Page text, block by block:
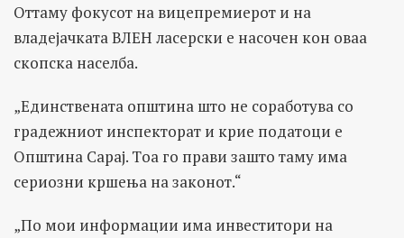
Оттаму фокусот на вицепремиерот и на
владејачката ВЛЕН ласерски е насочен кон оваа
скопска населба.
„Единствената општина што не соработува со
градежниот инспекторат и крие податоци е
Општина Сарај. Tоа го прави зашто таму има
сериозни кршења на законот.“
„По мои информации има инвеститори на